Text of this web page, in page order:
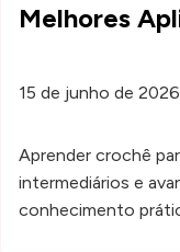
Melhores
15 de junho de 2026
Aprender crochê
intermediários e
conhecimento